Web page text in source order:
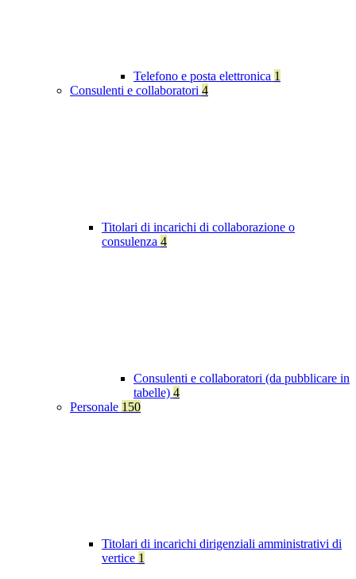
Telefono e posta elettronica 1
Consulenti e collaboratori 4
Titolari di incarichi di collaborazione o
consulenza 4
Consulenti e collaboratori (da pubblicare in
tabelle) 4
Personale 150
Titolari di incarichi dirigenziali amministrativi di
vertice 1